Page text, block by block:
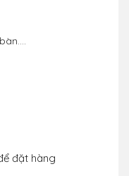
đặt hàng